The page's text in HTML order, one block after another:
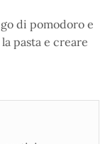
di pomodoro e
pasta e creare